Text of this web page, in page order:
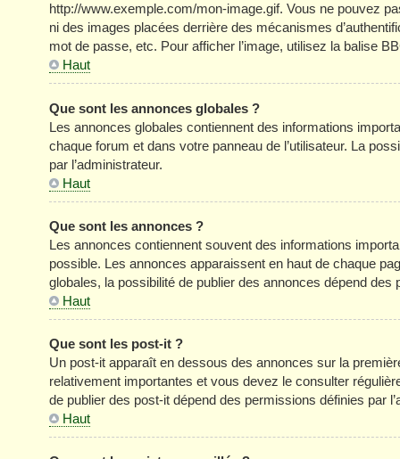
http://www.exemple.com/mon-image.gif. Vous ne pouvez
ni des images placées derrière des mécanismes
mot de passe, etc. Pour afficher l’image, utilisez la balise
Haut
Que sont les annonces globales ?
Les annonces globales contiennent des informations
chaque forum et dans votre panneau de l’utilisateur. La
par l’administrateur.
Haut
Que sont les annonces ?
Les annonces contiennent souvent des informations
possible. Les annonces apparaissent en haut de chaque
globales, la possibilité de publier des annonces dépend des
Haut
Que sont les post-it ?
Un post-it apparaît en dessous des annonces sur la
relativement importantes et vous devez le consulter
de publier des post-it dépend des permissions définies par
Haut